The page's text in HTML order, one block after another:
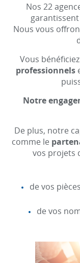
Nos 22
Nous vous
Vous
professionnels
Notre
De plus, notre
comme le
vos projets
de vos
de vos